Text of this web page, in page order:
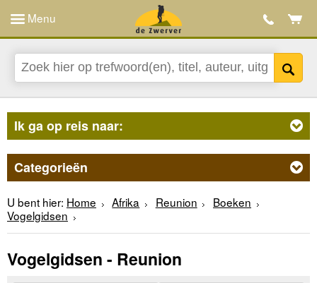
Menu
Ik ga op reis naar:
Categorieën
U bent hier: Home Afrika Reunion
Boeken
Vogelgidsen
Vogelgidsen - Reunion